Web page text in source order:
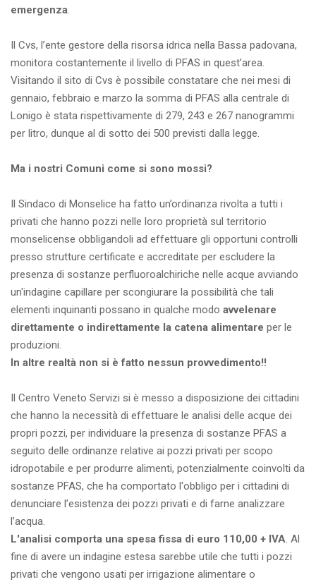
emergenza.
Il Cvs, l’ente gestore della risorsa idrica nella Bassa padovana,
monitora costantemente il livello di PFAS in quest’area.
Visitando il sito di Cvs è possibile constatare che nei mesi di
gennaio, febbraio e marzo la somma di PFAS alla centrale di
Lonigo è stata rispettivamente di 279, 243 e 267 nanogrammi
per litro, dunque al di sotto dei 500 previsti dalla legge.
Ma i nostri Comuni come si sono mossi?
Il Sindaco di Monselice ha fatto un’ordinanza rivolta a tutti i
privati che hanno pozzi nelle loro proprietà sul territorio
monselicense obbligandoli ad effettuare gli opportuni controlli
presso strutture certificate e accreditate per escludere la
presenza di sostanze perfluoroalchiriche nelle acque avviando
un'indagine capillare per scongiurare la possibilità che tali
elementi inquinanti possano in qualche modo avvelenare
direttamente o indirettamente la catena alimentare per le
produzioni.
In altre realtà non si è fatto nessun provvedimento!!
Il Centro Veneto Servizi si è messo a disposizione dei cittadini
che hanno la necessità di effettuare le analisi delle acque dei
propri pozzi, per individuare la presenza di sostanze PFAS a
seguito delle ordinanze relative ai pozzi privati per scopo
idropotabile e per produrre alimenti, potenzialmente coinvolti da
sostanze PFAS, che ha comportato l'obbligo per i cittadini di
denunciare l’esistenza dei pozzi privati e di farne analizzare
l’acqua.
L'analisi comporta una spesa fissa di euro 110,00 + IVA. Al
fine di avere un indagine estesa sarebbe utile che tutti i pozzi
privati che vengono usati per irrigazione alimentare o